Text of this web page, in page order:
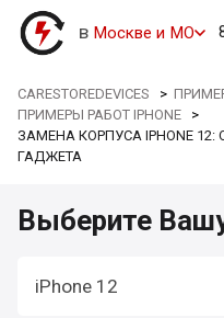
в Москве и МО
CARESTOREDEVICES >
ПРИМЕРЫ РАБОТ IPHONE >
ЗАМЕНА КОРПУСА IPHONE
ГАДЖЕТА
Выберите
iPhone 12